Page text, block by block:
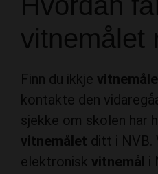
vitnemålet
Finn du ikkje
kontakte den
sjekke om skolen har
vitnemålet ditt i NVB.
elektronisk vitnemål i